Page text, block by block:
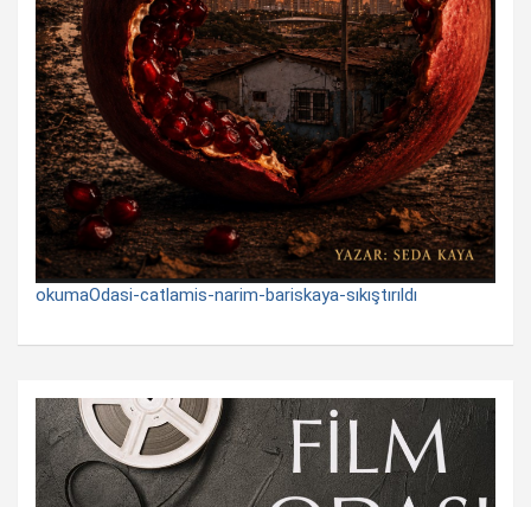
okumaOdasi-catlamis-narim-bariskaya-sıkıştırıldı